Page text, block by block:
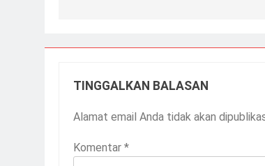
TINGGALKAN BALASAN
Alamat email Anda tidak akan
Komentar *